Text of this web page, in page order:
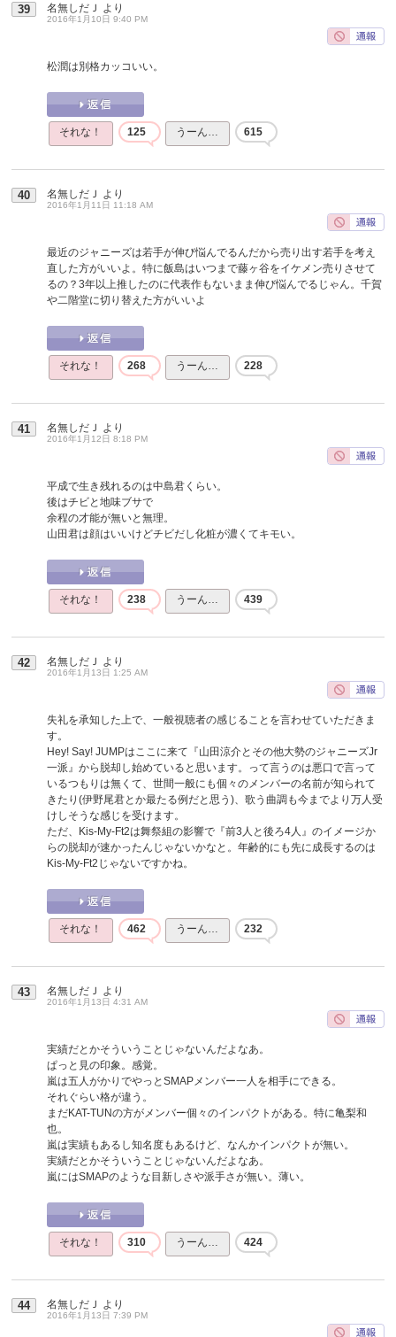
39 名無しだＪ より
2016年1月10日 9:40 PM
松潤は別格カッコいい。
それな！ 125 うーん… 615
40 名無しだＪ より
2016年1月11日 11:18 AM
最近のジャニーズは若手が伸び悩んでるんだから売り出す若手を考え
直した方がいいよ。特に飯島はいつまで藤ヶ谷をイケメン売りさせて
るの？3年以上推したのに代表作もないまま伸び悩んでるじゃん。千賀
や二階堂に切り替えた方がいいよ
それな！ 268 うーん… 228
41 名無しだＪ より
2016年1月12日 8:18 PM
平成で生き残れるのは中島君くらい。
後はチビと地味ブサで
余程の才能が無いと無理。
山田君は顔はいいけどチビだし化粧が濃くてキモい。
それな！ 238 うーん… 439
42 名無しだＪ より
2016年1月13日 1:25 AM
失礼を承知した上で、一般視聴者の感じることを言わせていただきま
す。
Hey! Say! JUMPはここに来て『山田涼介とその他大勢のジャニーズJr
一派』から脱却し始めていると思います。って言うのは悪口で言って
いるつもりは無くて、世間一般にも個々のメンバーの名前が知られて
きたり(伊野尾君とか最たる例だと思う)、歌う曲調も今までより万人受
けしそうな感じを受けます。
ただ、Kis-My-Ft2は舞祭組の影響で『前3人と後ろ4人』のイメージか
らの脱却が速かったんじゃないかなと。年齢的にも先に成長するのは
Kis-My-Ft2じゃないですかね。
それな！ 462 うーん… 232
43 名無しだＪ より
2016年1月13日 4:31 AM
実績だとかそういうことじゃないんだよなあ。
ぱっと見の印象。感覚。
嵐は五人がかりでやっとSMAPメンバー一人を相手にできる。
それぐらい格が違う。
まだKAT-TUNの方がメンバー個々のインパクトがある。特に亀梨和
也。
嵐は実績もあるし知名度もあるけど、なんかインパクトが無い。
実績だとかそういうことじゃないんだよなあ。
嵐にはSMAPのような目新しさや派手さが無い。薄い。
それな！ 310 うーん… 424
44 名無しだＪ より
2016年1月13日 7:39 PM